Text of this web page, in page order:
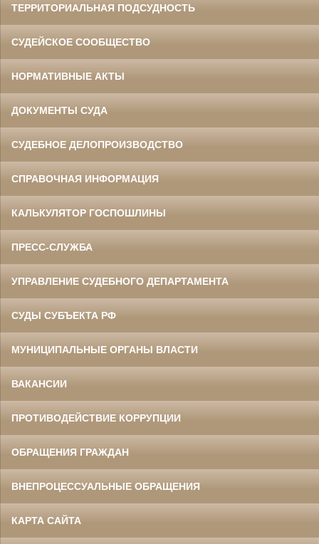
ТЕРРИТОРИАЛЬНАЯ ПОДСУДНОСТЬ
СУДЕЙСКОЕ СООБЩЕСТВО
НОРМАТИВНЫЕ АКТЫ
ДОКУМЕНТЫ СУДА
СУДЕБНОЕ ДЕЛОПРОИЗВОДСТВО
СПРАВОЧНАЯ ИНФОРМАЦИЯ
КАЛЬКУЛЯТОР ГОСПОШЛИНЫ
ПРЕСС-СЛУЖБА
УПРАВЛЕНИЕ СУДЕБНОГО ДЕПАРТАМЕНТА
СУДЫ СУБЪЕКТА РФ
МУНИЦИПАЛЬНЫЕ ОРГАНЫ ВЛАСТИ
ВАКАНСИИ
ПРОТИВОДЕЙСТВИЕ КОРРУПЦИИ
ОБРАЩЕНИЯ ГРАЖДАН
ВНЕПРОЦЕССУАЛЬНЫЕ ОБРАЩЕНИЯ
КАРТА САЙТА